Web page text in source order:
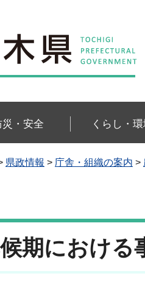
県
災・安全 くらし・
県政情報 > 庁舎・組織の案内 >
期における